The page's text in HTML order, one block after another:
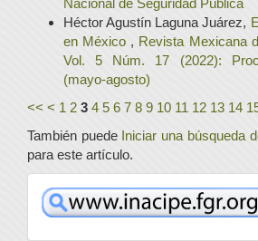
Nacional de Seguridad Pública
Héctor Agustín Laguna Juárez,
en México , Revista Mexicana
Vol. 5 Núm. 17 (2022):
(mayo-agosto)
<< < 1 2 3 4 5 6 7 8 9 10 11 12 13 14
También puede Iniciar una búsqueda
para este artículo.
www